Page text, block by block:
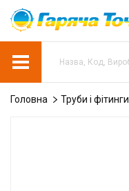
Головна Труби і фітинги